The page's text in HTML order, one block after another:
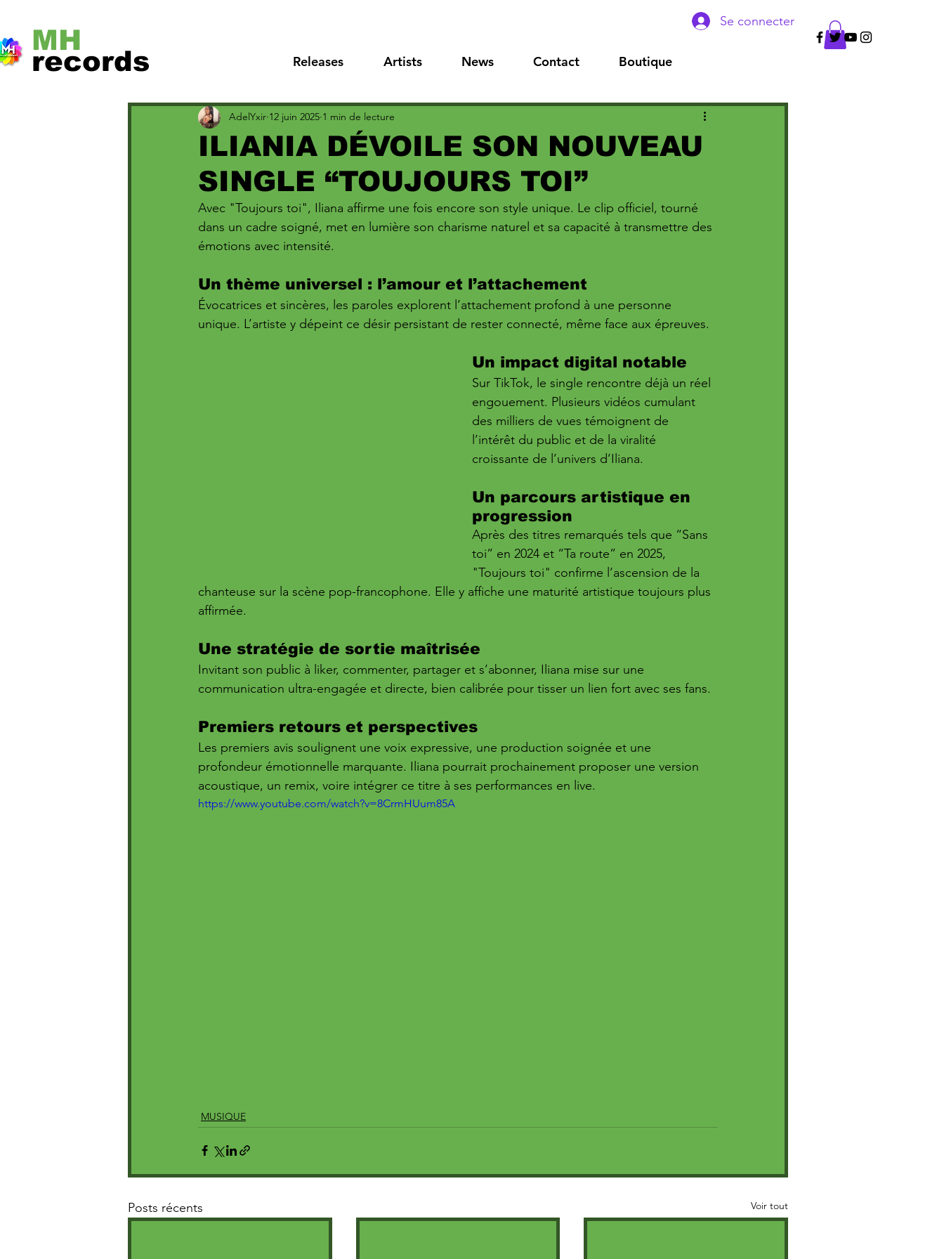
MH
records
Se connecter
Releases Artists News Contact Boutique
ILIANIA DÉVOILE SON NOUVEAU
SINGLE “TOUJOURS TOI”
AdelYxir 12 juin 2025 1 min de lecture
Avec "Toujours toi", Iliana affirme une fois encore son style unique. Le clip officiel, tourné
dans un cadre soigné, met en lumière son charisme naturel et sa capacité à transmettre des
émotions avec intensité.
Un thème universel : l’amour et l’attachement
Évocatrices et sincères, les paroles explorent l’attachement profond à une personne
unique. L’artiste y dépeint ce désir persistant de rester connecté, même face aux épreuves.
Un impact digital notable
Sur TikTok, le single rencontre déjà un réel
engouement. Plusieurs vidéos cumulant
des milliers de vues témoignent de
l’intérêt du public et de la viralité
croissante de l’univers d’Iliana.
Un parcours artistique en
progression
Après des titres remarqués tels que “Sans
toi” en 2024 et “Ta route” en 2025,
"Toujours toi" confirme l’ascension de la
chanteuse sur la scène pop-francophone. Elle y affiche une maturité artistique toujours plus
affirmée.
Une stratégie de sortie maîtrisée
Invitant son public à liker, commenter, partager et s’abonner, Iliana mise sur une
communication ultra-engagée et directe, bien calibrée pour tisser un lien fort avec ses fans.
Premiers retours et perspectives
Les premiers avis soulignent une voix expressive, une production soignée et une
profondeur émotionnelle marquante. Iliana pourrait prochainement proposer une version
acoustique, un remix, voire intégrer ce titre à ses performances en live.
https://www.youtube.com/watch?v=8CrmHUum85A
MUSIQUE
Posts récents Voir tout